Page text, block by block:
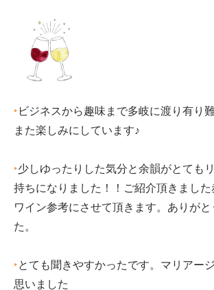
‣ ビジネスから趣味まで多岐に渡り有り
また楽しみにしています♪
‣少しゆったりした気分と余韻がとても
持ちになりました！！ご紹介頂きまし
ワイン参考にさせて頂きます。ありがと
た。
‣とても聞きやすかったです。マリアー
思いました